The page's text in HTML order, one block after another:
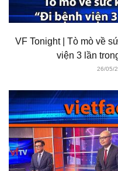
VF Tonight | Tò mò về
viện 3 lần
26/05/